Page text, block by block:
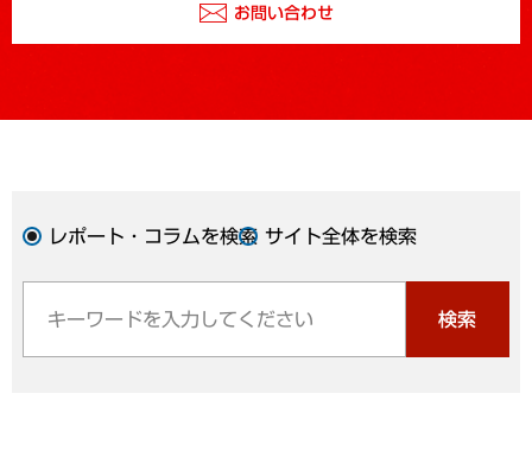
お問い合わせ
レポート・コラムを検索 サイト全体を検索
検索